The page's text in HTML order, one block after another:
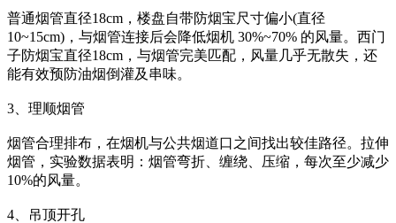
普通烟管直径18cm，楼盘自带防烟宝尺寸偏小(直径
10~15cm)，与烟管连接后会降低烟机 30%~70% 的风量。西门
子防烟宝直径18cm，与烟管完美匹配，风量几乎无散失，还
能有效预防油烟倒灌及串味。
3、理顺烟管
烟管合理排布，在烟机与公共烟道口之间找出较佳路径。拉伸
烟管，实验数据表明：烟管弯折、缠绕、压缩，每次至少减少
10%的风量。
4、吊顶开孔